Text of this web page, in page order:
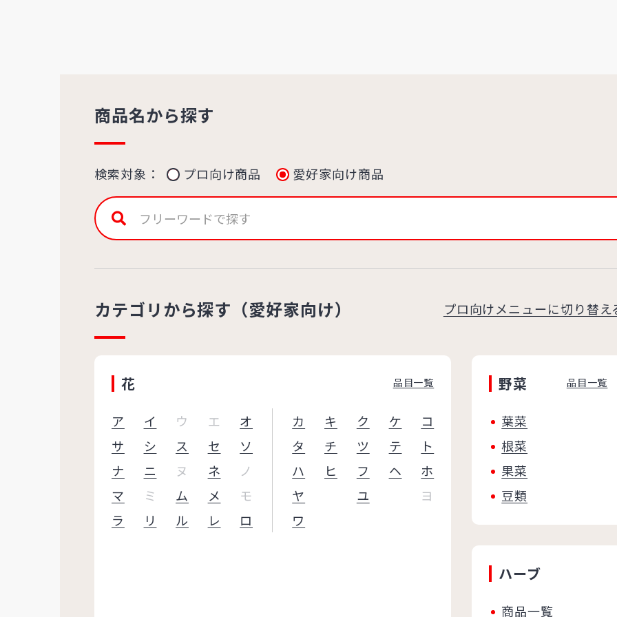
商品名から探す
検索対象： プロ向け商品 愛好家向け商品
カテゴリから探す（愛好家向け） プロ向けメニューに切り替え
花 品目一覧
ア イ ウ エ オ カ キ ク ケ
コ
サ
シ ス セ ソ タ チ ツ テ
ト
ナ
ニ ヌ ネ ノ ハ ヒ フ ヘ
ホ
マ
ミ ム メ モ ヤ ユ
ヨ
ラ
リ ル レ ロ ワ
野菜 品目一覧
葉菜
根菜
果菜
豆類
ハーブ
商品一覧